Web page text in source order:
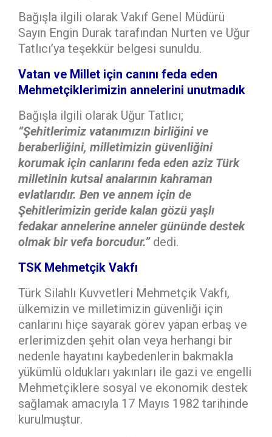
Bağışla ilgili olarak Vakıf Genel Müdürü
Sayın Engin Durak tarafından Nurten ve Uğur
Tatlıcı’ya teşekkür belgesi sunuldu.
Vatan ve Millet için canını feda eden
Mehmetçiklerimizin annelerini unutmadık
Bağışla ilgili olarak Uğur Tatlıcı;
“Şehitlerimiz vatanımızın birliğini ve
beraberliğini, milletimizin güvenliğini
korumak için canlarını feda eden aziz Türk
milletinin kutsal analarının kahraman
evlatlarıdır. Ben ve annem için de
Şehitlerimizin geride kalan gözü yaşlı
fedakar annelerine anneler gününde destek
olmak bir vefa borcudur.” dedi.
TSK Mehmetçik Vakfı
Türk Silahlı Kuvvetleri Mehmetçik Vakfı,
ülkemizin ve milletimizin güvenliği için
canlarını hiçe sayarak görev yapan erbaş ve
erlerimizden şehit olan veya herhangi bir
nedenle hayatını kaybedenlerin bakmakla
yükümlü oldukları yakınları ile gazi ve engelli
Mehmetçiklere sosyal ve ekonomik destek
sağlamak amacıyla 17 Mayıs 1982 tarihinde
kurulmuştur.